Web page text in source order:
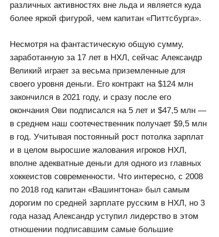
различных активностях вне льда и является куда
более яркой фигурой, чем капитан «Питтсбурга».
Несмотря на фантастическую общую сумму,
заработанную за 17 лет в НХЛ, сейчас Александр
Великий играет за весьма приземленные для
своего уровня деньги. Его контракт на $124 млн
закончился в 2021 году, и сразу после его
окончания Ови подписался на 5 лет и $47,5 млн —
в среднем наш соотечественник получает $9,5 млн
в год. Учитывая постоянный рост потолка зарплат
и в целом выросшие жалования игроков НХЛ,
вполне адекватные деньги для одного из главных
хоккеистов современности. Что интересно, с 2008
по 2018 год капитан «Вашингтона» был самым
дорогим по средней зарплате русским в НХЛ, но 3
года назад Александр уступил лидерство в этом
отношении подписавшим самые большие